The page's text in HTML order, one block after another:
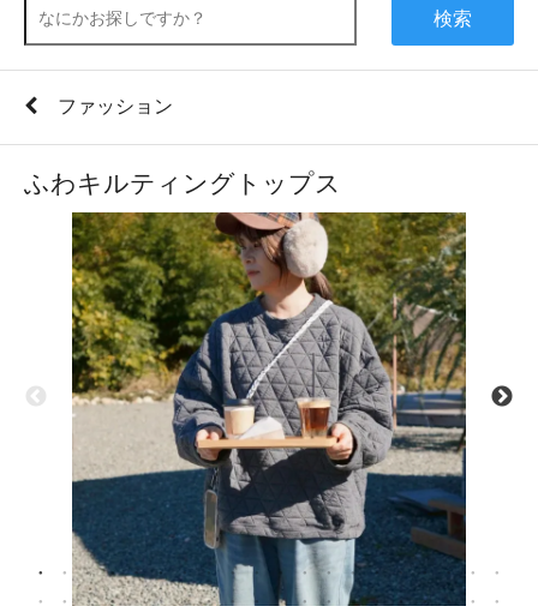
検索
ファッション
ふわキルティングトップス